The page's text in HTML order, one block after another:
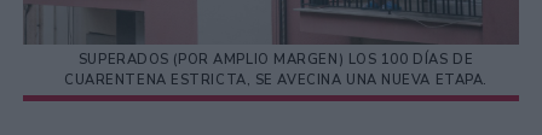
SUPERADOS (POR AMPLIO MARGEN) LOS 100 DÍAS DE
CUARENTENA ESTRICTA, SE AVECINA UNA NUEVA ETAPA.